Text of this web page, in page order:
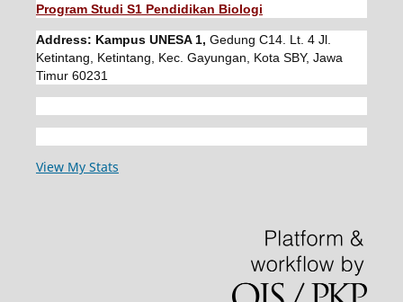
Program Studi S1 Pendidikan Biologi
Address: Kampus UNESA 1, Gedung C14. Lt. 4 Jl.
Ketintang, Ketintang, Kec. Gayungan, Kota SBY, Jawa
Timur 60231
View My Stats